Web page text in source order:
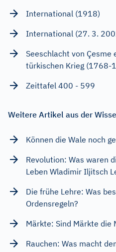
International (1918)
International (27. 3.
Seeschlacht von
türkischen Krieg (1768-
Zeittafel 400 - 599
Weitere Artikel aus der
Können die Wale noch
Revolution: Was waren
Leben Wladimir Iljitsch
Die frühe Lehre: Was
Ordensregeln?
Märkte: Sind Märkte die
Rauchen: Was macht